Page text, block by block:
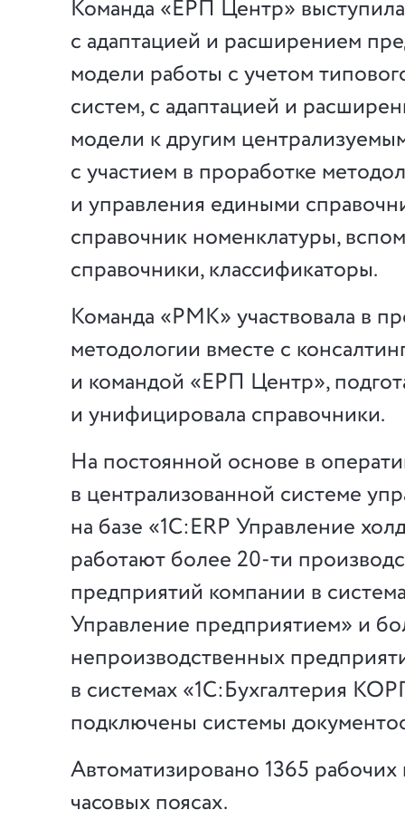
Команда «ЕРП Центр»
с адаптацией и расширением
модели работы с учетом
систем, с адаптацией и
модели к другим
с участием в проработке
и управления едиными
справочник номенклатуры,
справочники, классификаторы.
Команда «РМК» участвовала в
методологии вместе с
и командой «ЕРП Центр»,
и унифицировала справочники.
На постоянной основе в
в централизованной системе
на базе «1С:ERP Управление
работают более 20-ти
предприятий компании в
Управление предприятием» и
непроизводственных
в системах «1С:Бухгалтерия
подключены системы
Автоматизировано 1365 рабочих
часовых поясах.